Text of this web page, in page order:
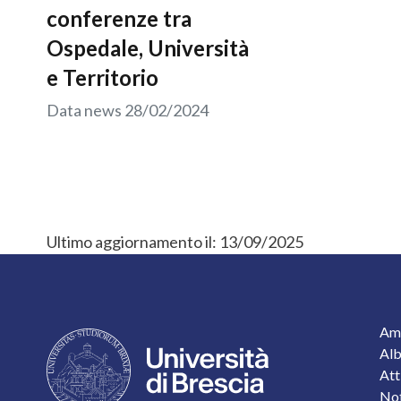
conferenze tra
Ospedale, Università
e Territorio
Data news 28/02/2024
Ultimo aggiornamento il: 13/09/2025